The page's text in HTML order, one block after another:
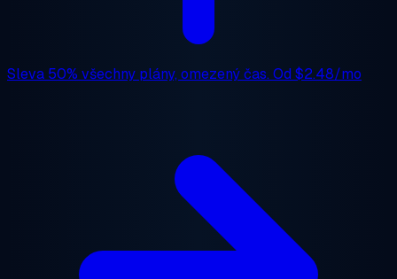
Sleva 50% všechny plány, omezený čas. Od $2.48/mo